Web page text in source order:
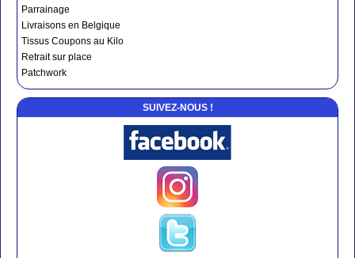
Parrainage
Livraisons en Belgique
Tissus Coupons au Kilo
Retrait sur place
Patchwork
SUIVEZ-NOUS !